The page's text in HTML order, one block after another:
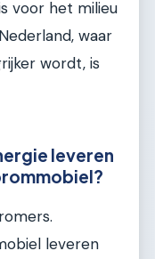
voor het milieu
waar
wordt, is
leveren
leveren